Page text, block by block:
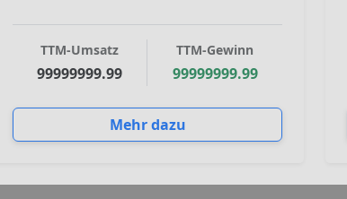
TTM-Umsatz
99999999.99
TTM-Gewinn
99999999.99
Mehr dazu